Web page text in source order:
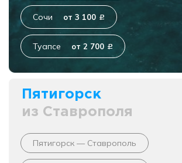
Сочи от 3 100 c
Туапсе от 2 700 c
Пятигорск
из Ставрополя
Пятигорск — Ставрополь